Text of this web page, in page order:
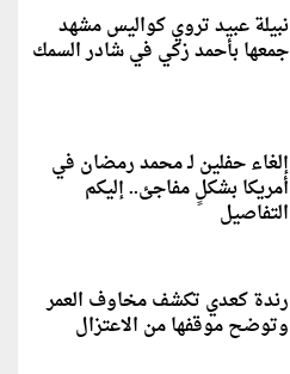
نبيلة عبيد تروي كواليس مشهد
جمعها بأحمد زكي في شادر السمك
إلغاء حفلين لـ محمد رمضان في
أمريكا بشكلٍ مفاجئ.. إليكم
التفاصيل
رندة كعدي تكشف مخاوف العمر
وتوضح موقفها من الاعتزال